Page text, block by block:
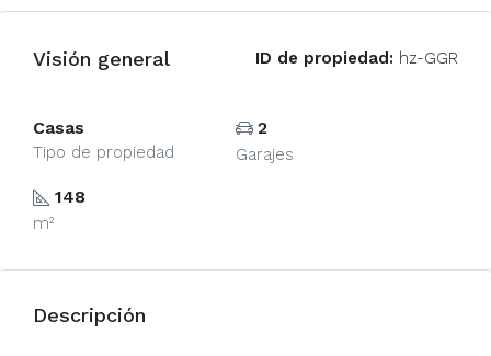
Visión general ID de propiedad: hz-GGR
Casas
Tipo de propiedad
2
Garajes
148
m²
Descripción